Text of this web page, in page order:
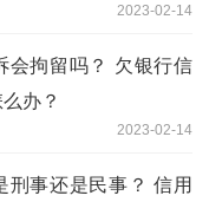
2023-02-14
会拘留吗？ 欠银行信
办？
2023-02-14
刑事还是民事？ 信用